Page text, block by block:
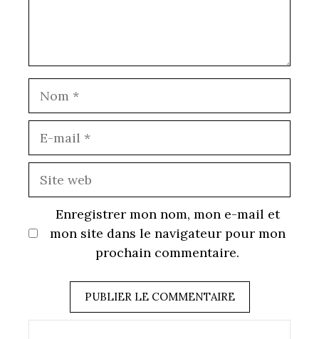
Enregistrer mon nom, mon e-mail et
mon site dans le navigateur pour mon
prochain commentaire.